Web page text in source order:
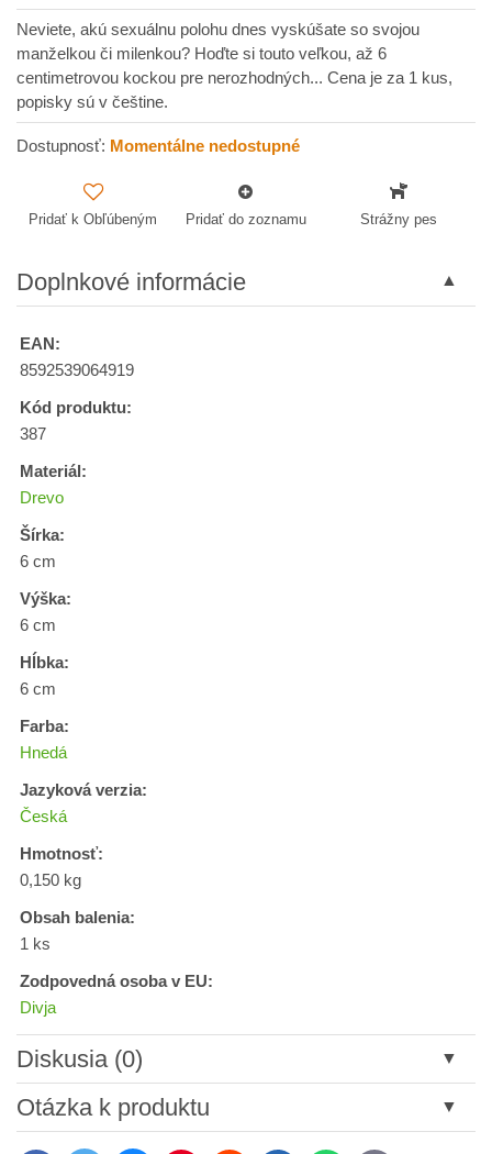
Neviete, akú sexuálnu polohu dnes vyskúšate so svojou
manželkou či milenkou? Hoďte si touto veľkou, až 6
centimetrovou kockou pre nerozhodných... Cena je za 1 kus,
popisky sú v češtine.
Dostupnosť: Momentálne nedostupné
Pridať k Obľúbeným Pridať do zoznamu Strážny pes
Doplnkové informácie
EAN:
8592539064919
Kód produktu:
387
Materiál:
Drevo
Šírka:
6 cm
Výška:
6 cm
Hĺbka:
6 cm
Farba:
Hnedá
Jazyková verzia:
Česká
Hmotnosť:
0,150 kg
Obsah balenia:
1 ks
Zodpovedná osoba v EU:
Divja
Diskusia (0)
Nový komentár
Otázka k produktu